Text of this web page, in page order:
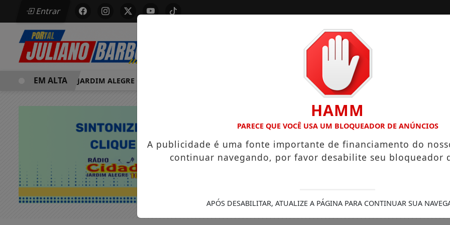
Entrar
INÍCIO
MORRE EM JARDIM ALEGRE OSVALDO PEDRO DOS SANTOS, O “NEGUINHO DA COXINHA”, QUE VIRALIZOU COM FRASE
EM ALTA
HAMM
PARECE QUE VOCÊ USA UM BLOQUEADOR DE ANÚNCIOS
A publicidade é uma fonte importante de financiamento do
continuar navegando, por favor desabilite seu bloqueador
APÓS DESABILITAR, ATUALIZE A PÁGINA PARA CONTINUAR SUA